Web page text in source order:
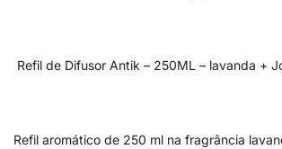
Refil de Difusor Antik – 250ML – lavanda +
Refil aromático de 250 ml na fragrância